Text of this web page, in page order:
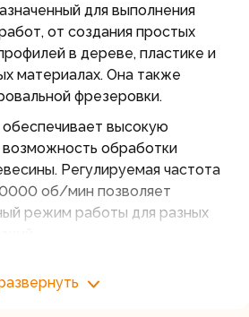
для выполнения
от создания простых
в дереве, пластике и
материалах. Она также
фрезеровки.
высокую
обработки
Регулируемая частота
об/мин позволяет
режим работы для разных
регулировать